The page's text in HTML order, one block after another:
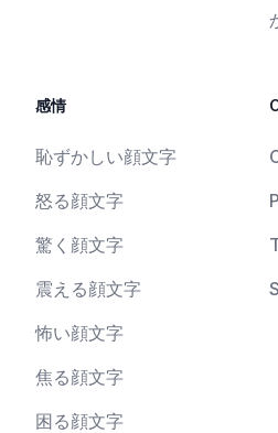
感情
恥ずかしい顔文字
怒る顔文字
驚く顔文字
震える顔文字
怖い顔文字
焦る顔文字
困る顔文字